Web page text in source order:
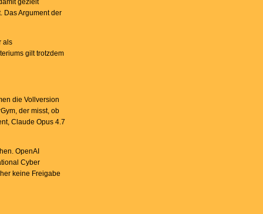
gezielt
Das Argument der
als
gilt trotzdem
die Vollversion
der misst, ob
Claude Opus 4.7
OpenAI
Cyber
keine Freigabe